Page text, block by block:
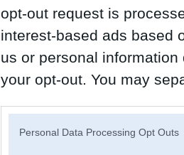
opt-out request is
interest-based ads based
us or personal
your opt-out. You may
Personal Data Processing Opt Outs